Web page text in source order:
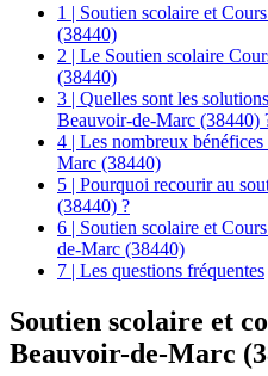
1 | Soutien scolaire et
(38440)
2 | Le Soutien scolaire
(38440)
3 | Quelles sont les
Beauvoir-de-Marc (38440)
4 | Les nombreux
Marc (38440)
5 | Pourquoi recourir au
(38440) ?
6 | Soutien scolaire et
de-Marc (38440)
7 | Les questions fréquentes
Soutien scolaire et
Beauvoir-de-Marc